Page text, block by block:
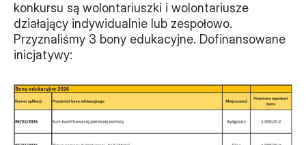
Procedura
Monitorujemy
Działania z ostatnich lat
Sprawy
Forum Dobrego Prawa
konkursu są wolontariuszki i wolontariusze
działający indywidualnie lub zespołowo.
Przyznaliśmy 3 bony edukacyjne. Dofinansowane
inicjatywy: